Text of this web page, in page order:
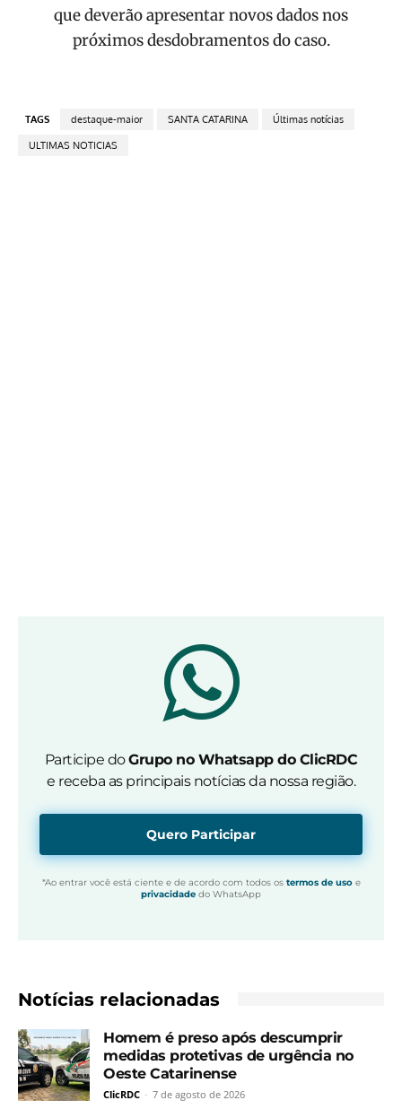
que deverão apresentar novos dados nos
próximos desdobramentos do caso.
TAGS destaque-maior SANTA CATARINA Últimas notícias
ULTIMAS NOTICIAS
Participe doGrupo no Whatsapp do ClicRDC
e receba as principais notícias da nossa região.
Quero Participar
*Ao entrar você está ciente e de acordo com todos os termos de usoe
privacidade do WhatsApp
Notícias relacionadas
Homem é preso após descumprir
medidas protetivas de urgência no
Oeste Catarinense
ClicRDC - 7 de agosto de 2026